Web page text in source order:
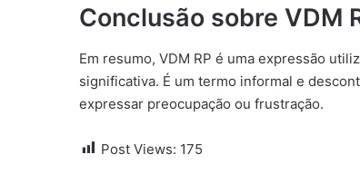
Conclusão sobre VDM
Em resumo, VDM RP é uma expressão
significativa. É um termo informal e
expressar preocupação ou frustração.
Post Views: 175